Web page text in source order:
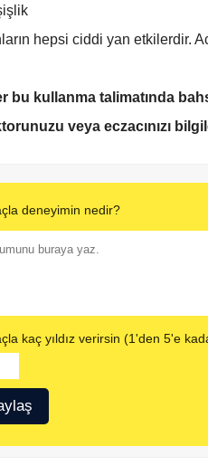
hepsi ciddi yan etkilerdir.
bu kullanma talimatında
veya eczacınızı
deneyimin nedir?
kaç yıldız verirsin (1'den 5'e